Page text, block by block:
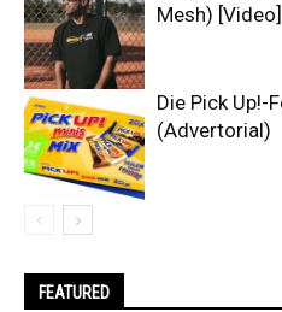
Mesh) [Video]
Die Pick Up!-
(Advertorial)
FEATURED